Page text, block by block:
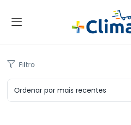
e Barbecues )
renováveis )
Filtro
Ordenar por mais recentes